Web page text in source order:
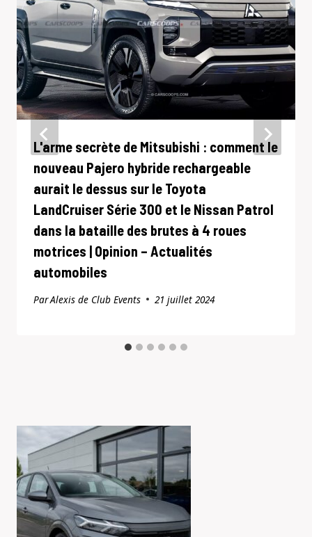
L'arme secrète de Mitsubishi : comment le
nouveau Pajero hybride rechargeable
aurait le dessus sur le Toyota
LandCruiser Série 300 et le Nissan Patrol
dans la bataille des brutes à 4 roues
motrices | Opinion – Actualités
automobiles
ParAlexis de Club Events 21 juillet 2024